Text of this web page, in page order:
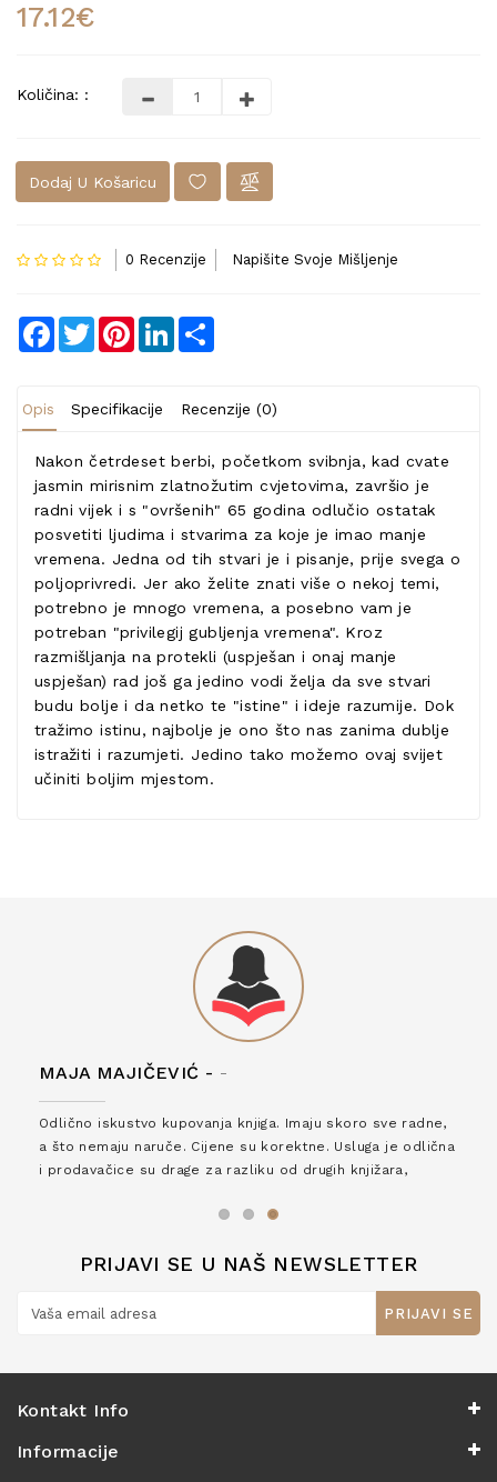
17.12€
Količina: :
Dodaj U Košaricu
0 Recenzije Napišite Svoje Mišljenje
Facebook
TwitterPinterestLinkedIn
Opis Specifikacije Recenzije (0)
Nakon četrdeset berbi, početkom svibnja, kad cvate
jasmin mirisnim zlatnožutim cvjetovima, završio je
radni vijek i s "ovršenih" 65 godina odlučio ostatak
posvetiti ljudima i stvarima za koje je imao manje
vremena. Jedna od tih stvari je i pisanje, prije svega o
poljoprivredi. Jer ako želite znati više o nekoj temi,
potrebno je mnogo vremena, a posebno vam je
potreban "privilegij gubljenja vremena". Kroz
razmišljanja na protekli (uspješan i onaj manje
uspješan) rad još ga jedino vodi želja da sve stvari
budu bolje i da netko te "istine" i ideje razumije. Dok
tražimo istinu, najbolje je ono što nas zanima dublje
istražiti i razumjeti. Jedino tako možemo ovaj svijet
učiniti boljim mjestom.
MAJA MAJIČEVIĆ - -
Odlično iskustvo kupovanja knjiga. Imaju skoro sve radne,
a što nemaju naruče. Cijene su korektne. Usluga je odlična
i prodavačice su drage za razliku od drugih knjižara,
PRIJAVI SE U NAŠ NEWSLETTER
PRIJAVI SE
Kontakt Info
Informacije